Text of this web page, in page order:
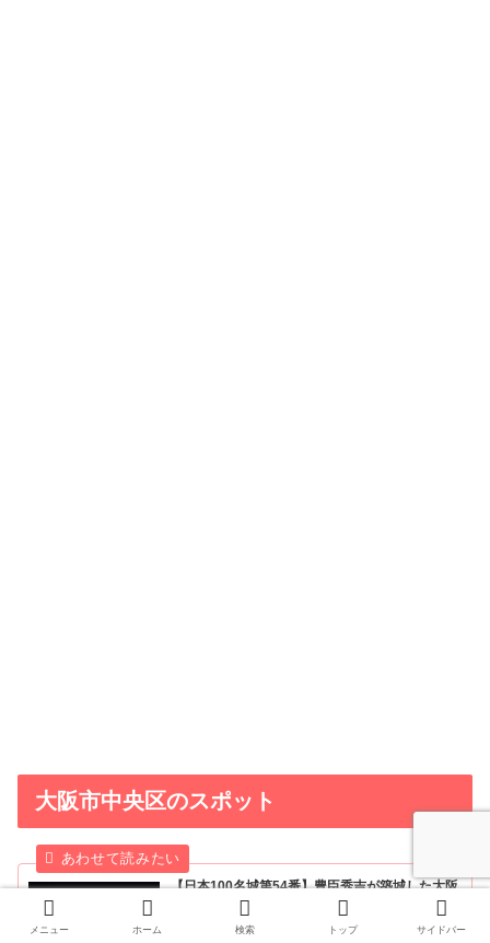
大阪市中央区のスポット
【日本100名城第54番】豊臣秀吉が築城した大阪
城！スタンプ設置場所や所要時間、見どころをご
2020年1月18日（土）に日本100名城スタンプラリー54番
メニュー ホーム 検索 トップ サイドバー